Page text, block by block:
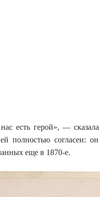
есть герой», —
полностью согласен:
еще в 1870-е.